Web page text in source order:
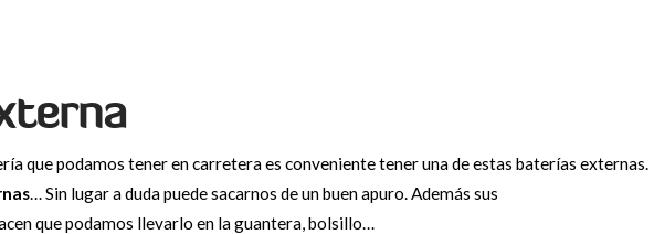
que podamos tener en carretera es conveniente tener una de estas baterías externas.
… Sin lugar a duda puede sacarnos de un buen apuro. Además sus
que podamos llevarlo en la guantera, bolsillo…